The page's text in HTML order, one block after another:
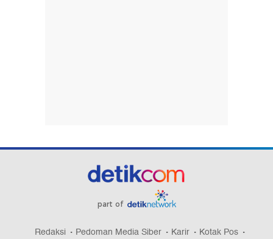
part of
Redaksi Pedoman Media Siber Karir Kotak Pos